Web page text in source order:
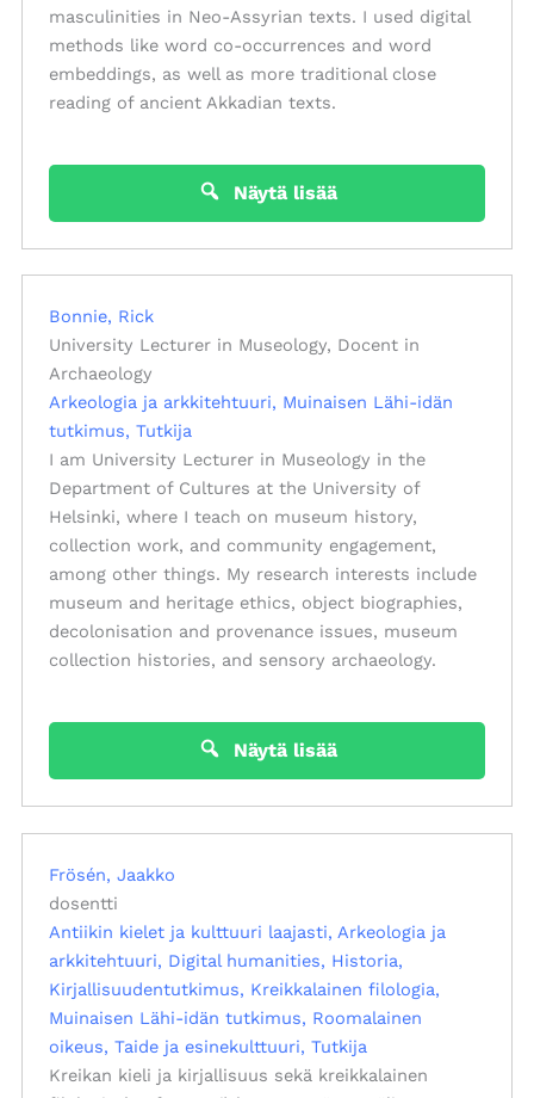
masculinities in Neo-Assyrian texts. I used digital
methods like word co-occurrences and word
embeddings, as well as more traditional close
reading of ancient Akkadian texts.
Näytä lisää
Bonnie, Rick
University Lecturer in Museology, Docent in
Archaeology
Arkeologia ja arkkitehtuuri
Muinaisen Lähi-idän
tutkimus Tutkija
I am University Lecturer in Museology in the
Department of Cultures at the University of
Helsinki, where I teach on museum history,
collection work, and community engagement,
among other things. My research interests include
museum and heritage ethics, object biographies,
decolonisation and provenance issues, museum
collection histories, and sensory archaeology.
Näytä lisää
Frösén, Jaakko
dosentti
Antiikin kielet ja kulttuuri laajasti Arkeologia ja
arkkitehtuuri
Digital humanities
Historia
Kirjallisuudentutkimus
Kreikkalainen filologia
Muinaisen Lähi-idän tutkimus
Roomalainen
oikeus Taide ja esinekulttuuri Tutkija
Kreikan kieli ja kirjallisuus sekä kreikkalainen